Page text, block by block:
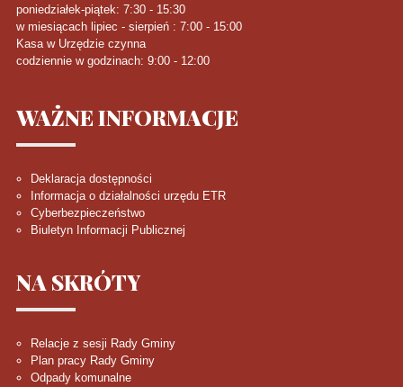
poniedziałek-piątek: 7:30 - 15:30
w miesiącach lipiec - sierpień : 7:00 - 15:00
Kasa w Urzędzie czynna
codziennie w godzinach: 9:00 - 12:00
WAŻNEINFORMACJE
Deklaracja dostępności
Informacja o działalności urzędu ETR
Cyberbezpieczeństwo
Biuletyn Informacji Publicznej
NA SKRÓTY
Relacje z sesji Rady Gminy
Plan pracy Rady Gminy
Odpady komunalne